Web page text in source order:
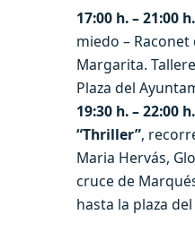
17:00 h. – 21:00 h.
miedo –
Margarita.
Plaza del
19:30 h. – 22:00 h.
“Thriller”,
Maria Hervás,
cruce de
hasta la plaza